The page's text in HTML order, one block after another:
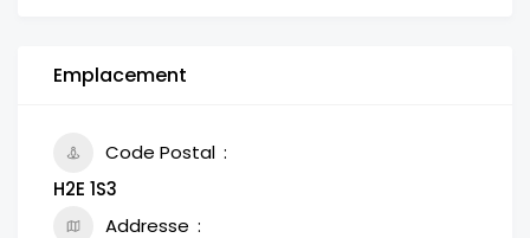
Emplacement
Code Postal
H2E 1S3
Addresse